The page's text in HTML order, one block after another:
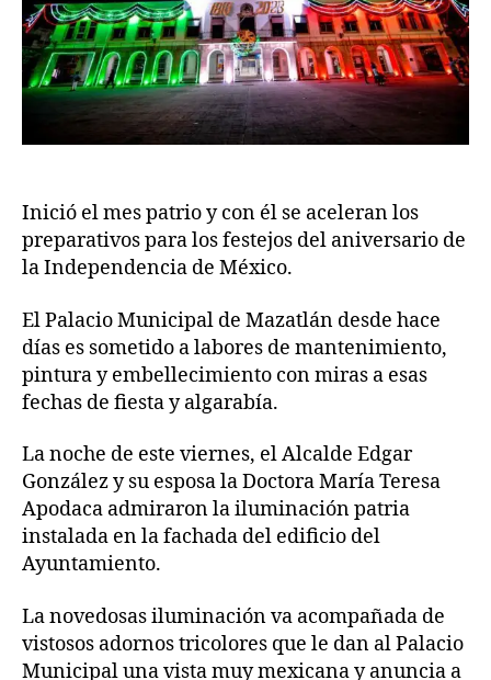
Inició el mes patrio y con él se aceleran los
preparativos para los festejos del aniversario de
la Independencia de México.
El Palacio Municipal de Mazatlán desde hace
días es sometido a labores de mantenimiento,
pintura y embellecimiento con miras a esas
fechas de fiesta y algarabía.
La noche de este viernes, el Alcalde Edgar
González y su esposa la Doctora María Teresa
Apodaca admiraron la iluminación patria
instalada en la fachada del edificio del
Ayuntamiento.
La novedosas iluminación va acompañada de
vistosos adornos tricolores que le dan al Palacio
Municipal una vista muy mexicana y anuncia a